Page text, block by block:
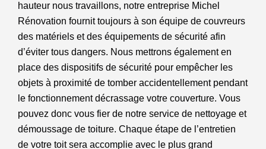
hauteur nous travaillons, notre entreprise Michel
Rénovation fournit toujours à son équipe de couvreurs
des matériels et des équipements de sécurité afin
d’éviter tous dangers. Nous mettrons également en
place des dispositifs de sécurité pour empêcher les
objets à proximité de tomber accidentellement pendant
le fonctionnement décrassage votre couverture. Vous
pouvez donc vous fier de notre service de nettoyage et
démoussage de toiture. Chaque étape de l’entretien
de votre toit sera accomplie avec le plus grand